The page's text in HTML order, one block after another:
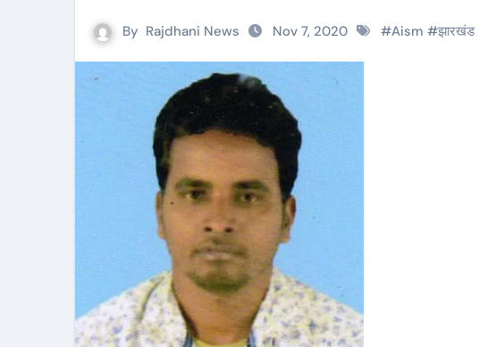
By Rajdhani News Nov 7, 2020 #Aism #झारखंड